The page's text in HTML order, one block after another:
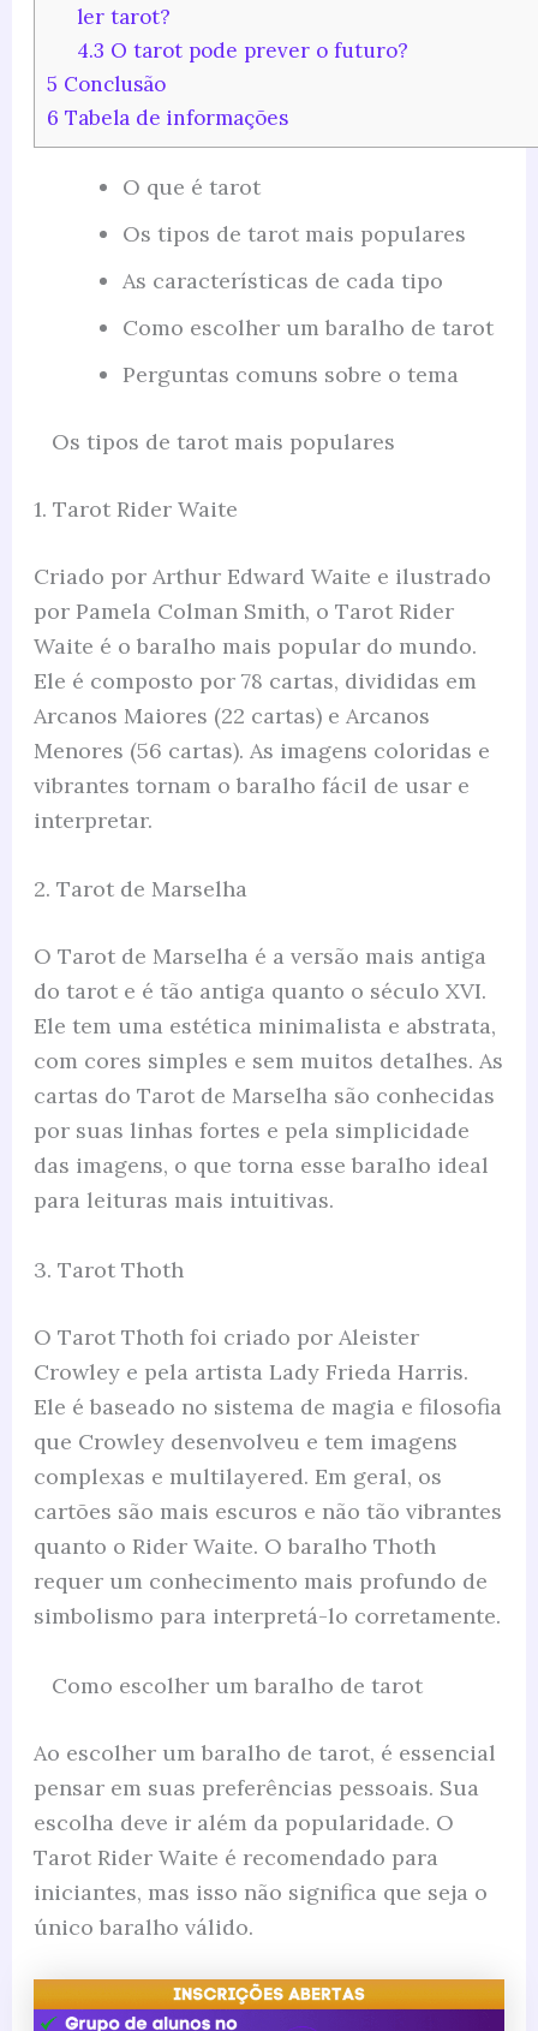
ler tarot?
4.3 O tarot pode prever o futuro?
5 Conclusão
6 Tabela de informações
O que é tarot
Os tipos de tarot mais populares
As características de cada tipo
Como escolher um baralho de tarot
Perguntas comuns sobre o tema
Os tipos de tarot mais populares
1. Tarot Rider Waite
Criado por Arthur Edward Waite e ilustrado
por Pamela Colman Smith, o Tarot Rider
Waite é o baralho mais popular do mundo.
Ele é composto por 78 cartas, divididas em
Arcanos Maiores (22 cartas) e Arcanos
Menores (56 cartas). As imagens coloridas e
vibrantes tornam o baralho fácil de usar e
interpretar.
2. Tarot de Marselha
O Tarot de Marselha é a versão mais antiga
do tarot e é tão antiga quanto o século XVI.
Ele tem uma estética minimalista e abstrata,
com cores simples e sem muitos detalhes. As
cartas do Tarot de Marselha são conhecidas
por suas linhas fortes e pela simplicidade
das imagens, o que torna esse baralho ideal
para leituras mais intuitivas.
3. Tarot Thoth
O Tarot Thoth foi criado por Aleister
Crowley e pela artista Lady Frieda Harris.
Ele é baseado no sistema de magia e filosofia
que Crowley desenvolveu e tem imagens
complexas e multilayered. Em geral, os
cartões são mais escuros e não tão vibrantes
quanto o Rider Waite. O baralho Thoth
requer um conhecimento mais profundo de
simbolismo para interpretá-lo corretamente.
Como escolher um baralho de tarot
Ao escolher um baralho de tarot, é essencial
pensar em suas preferências pessoais. Sua
escolha deve ir além da popularidade. O
Tarot Rider Waite é recomendado para
iniciantes, mas isso não significa que seja o
único baralho válido.